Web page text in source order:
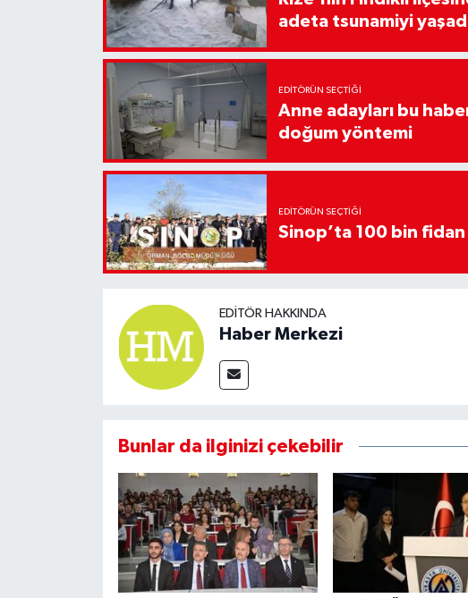
adeta tsunamiyi
EDITÖRÜN SEÇTIĞI
Anne adayları bu
doğum yöntemi
EDITÖRÜN SEÇTIĞI
Sinop’ta 100 bin
EDITÖR HAKKINDA
Haber Merkezi
Bunlar da ilginizi çekebilir